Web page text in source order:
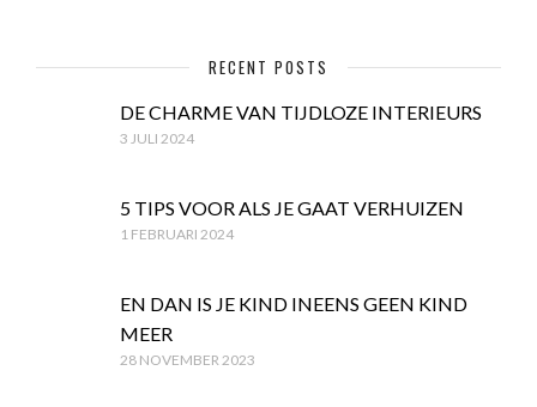
RECENT POSTS
DE CHARME VAN TIJDLOZE INTERIEURS
3 JULI 2024
5 TIPS VOOR ALS JE GAAT VERHUIZEN
1 FEBRUARI 2024
EN DAN IS JE KIND INEENS GEEN KIND
MEER
28 NOVEMBER 2023